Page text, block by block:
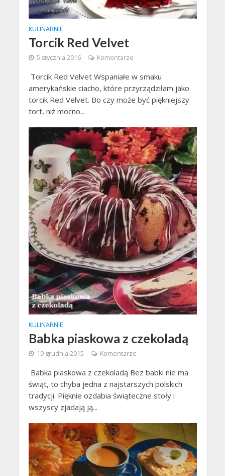
KULINARNIE
Torcik Red Velvet
5 stycznia 2016 Komentarze
Torcik Red Velvet Wspaniałe w smaku
amerykańskie ciacho, które przyrządziłam jako
torcik Red Velvet. Bo czy może być piękniejszy
tort, niż mocno...
KULINARNIE
Babka piaskowa z czekoladą
19 grudnia 2015 Komentarze
Babka piaskowa z czekoladą Bez babki nie ma
świąt, to chyba jedna z najstarszych polskich
tradycji. Pięknie ozdabia świąteczne stoły i
wszyscy zjadają ją...